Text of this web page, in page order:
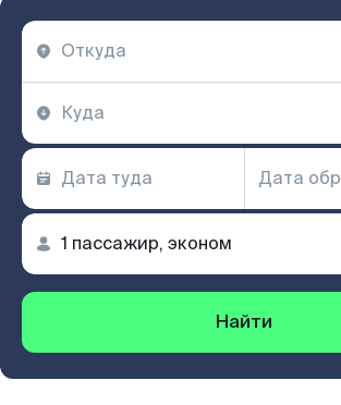
Найти